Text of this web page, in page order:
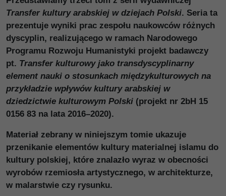
Transfer kultury arabskiej w dziejach Polski. Seria ta
prezentuje wyniki prac zespołu naukowców różnych
dyscyplin, realizującego w ramach Narodowego
Programu Rozwoju Humanistyki projekt badawczy
pt. Transfer kulturowy jako transdyscyplinarny
element nauki o stosunkach międzykulturowych na
przykładzie wpływów kultury arabskiej w
dziedzictwie kulturowym Polski (projekt nr 2bH 15
0156 83 na lata 2016–2020).
Materiał zebrany w niniejszym tomie ukazuje
przenikanie elementów kultury materialnej islamu do
kultury polskiej, które znalazło wyraz w obecności
wyrobów rzemiosła artystycznego, w architekturze,
w malarstwie czy rysunku.